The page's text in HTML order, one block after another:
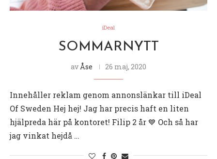
iDeal
SOMMARNYTT
av Åse 26 maj, 2020
Innehåller reklam genom annonslänkar till iDeal
Of Sweden Hej hej! Jag har precis haft en liten
hjälpreda här på kontoret! Filip 2 år 💙 Och så har
jag vinkat hejdå …